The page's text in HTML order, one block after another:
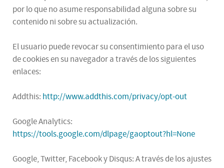
por lo que no asume responsabilidad alguna sobre su
contenido ni sobre su actualización.
El usuario puede revocar su consentimiento para el uso
de cookies en su navegador a través de los siguientes
enlaces:
Addthis: http://www.addthis.com/privacy/opt-out
Google Analytics:
https://tools.google.com/dlpage/gaoptout?hl=None
Google, Twitter, Facebook y Disqus: A través de los ajustes